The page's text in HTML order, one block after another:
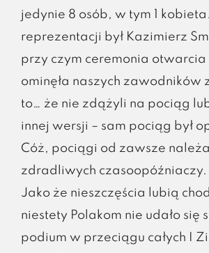
jedynie 8 osób, w tym 1
reprezentacji był Kazimierz
przy czym ceremonia otwarcia
ominęła naszych zawodników
to… że nie zdążyli na pociąg
innej wersji – sam pociąg był
Cóż, pociągi od zawsze
zdradliwych czasoopóźniaczy.
Jako że nieszczęścia lubią
niestety Polakom nie udało się
podium w przeciągu całych I